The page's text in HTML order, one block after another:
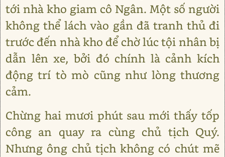
tới nhà kho giam cô Ngân. Một số người
không thể lách vào gần đã tranh thủ đi
trước đến nhà kho để chờ lúc tội nhân bị
dẫn lên xe, bởi đó chính là cảnh kích
động trí tò mò cũng như lòng thương
cảm.
Chừng hai mươi phút sau mới thấy tốp
công an quay ra cùng chủ tịch Quý.
Nhưng ông chủ tịch không có chút mẽ